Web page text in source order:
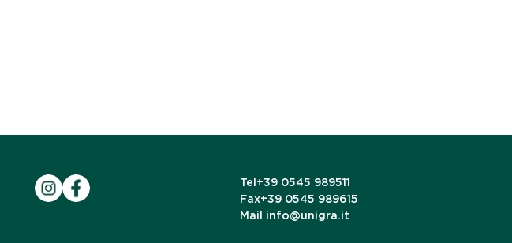
Tel +39 0545 989511
Fax+39 0545 989615
Mail info@unigra.it